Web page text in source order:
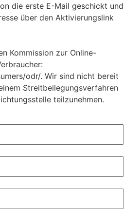
die erste E-Mail geschickt und
über den Aktivierungslink
Kommission zur Online-
odr/. Wir sind nicht bereit
Streitbeilegungsverfahren
teilzunehmen.